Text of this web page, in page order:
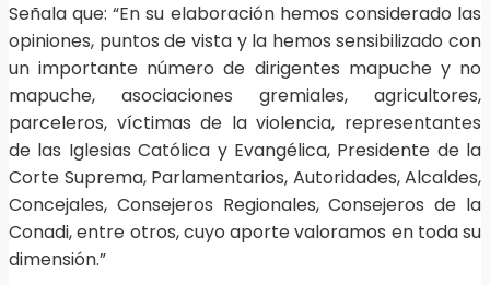
Señala que: “En su elaboración hemos considerado las
opiniones, puntos de vista y la hemos sensibilizado con
un importante número de dirigentes mapuche y no
mapuche, asociaciones gremiales, agricultores,
parceleros, víctimas de la violencia, representantes
de las Iglesias Católica y Evangélica, Presidente de la
Corte Suprema, Parlamentarios, Autoridades, Alcaldes,
Concejales, Consejeros Regionales, Consejeros de la
Conadi, entre otros, cuyo aporte valoramos en toda su
dimensión.”